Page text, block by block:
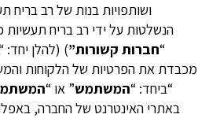
ושותפויות בנות של רב בריח
הנשלטות על ידי רב בריח
“חברות קשורות”) (להלן יחד:
מכבדת את הפרטיות של הלקוחות
“ביחד: “המשתמש” או “
באתרי האינטרנט של החברה,